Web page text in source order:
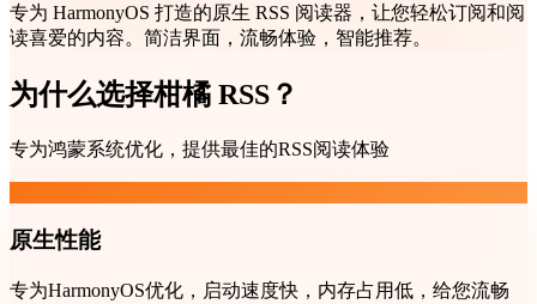
专为 HarmonyOS 打造的原生 RSS 阅读器，让您轻松订阅和阅
读喜爱的内容。简洁界面，流畅体验，智能推荐。
为什么选择柑橘 RSS？
专为鸿蒙系统优化，提供最佳的RSS阅读体验
原生性能
专为HarmonyOS优化，启动速度快，内存占用低，给您流畅